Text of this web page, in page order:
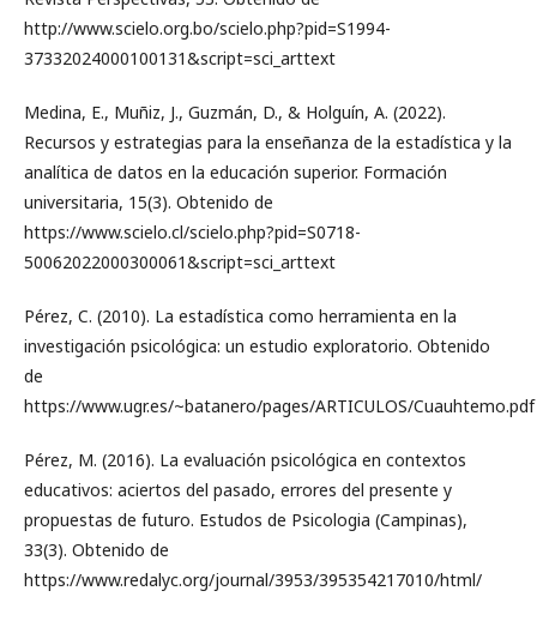
http://www.scielo.org.bo/scielo.php?pid=S1994-
37332024000100131&script=sci_arttext
Medina, E., Muñiz, J., Guzmán, D., & Holguín, A. (2022).
Recursos y estrategias para la enseñanza de la estadística y la
analítica de datos en la educación superior. Formación
universitaria, 15(3). Obtenido de
https://www.scielo.cl/scielo.php?pid=S0718-
50062022000300061&script=sci_arttext
Pérez, C. (2010). La estadística como herramienta en la
investigación psicológica: un estudio exploratorio. Obtenido
de
https://www.ugr.es/~batanero/pages/ARTICULOS/Cuauhtemo.pdf
Pérez, M. (2016). La evaluación psicológica en contextos
educativos: aciertos del pasado, errores del presente y
propuestas de futuro. Estudos de Psicologia (Campinas),
33(3). Obtenido de
https://www.redalyc.org/journal/3953/395354217010/html/